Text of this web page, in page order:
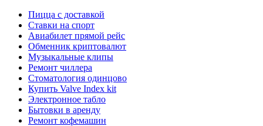
Пицца с доставкой
Ставки на спорт
Авиабилет прямой рейс
Обменник криптовалют
Музыкальные клипы
Ремонт чиллера
Стоматология одинцово
Купить Valve Index kit
Электронное табло
Бытовки в аренду
Ремонт кофемашин